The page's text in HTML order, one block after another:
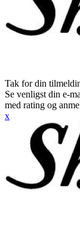
Tak for din
Se venligst din e-
med rating og
x